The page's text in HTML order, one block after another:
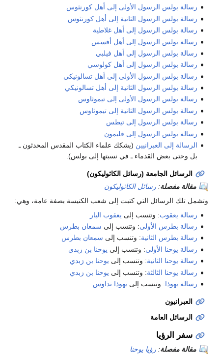
رسالة بولس الرسول الأولى إلى أهل كورنثوس
رسالة بولس الرسول الثانية إلى أهل كورنثوس
رسالة بولس الرسول إلى أهل غلاطية
رسالة بولس الرسول إلى أهل أفسس
رسالة بولس الرسول إلى أهل فيلبي
رسالة بولس الرسول إلى أهل كولوسي
رسالة بولس الرسول الأولى إلى أهل تسالونيكي
رسالة بولس الرسول الثانية إلى أهل تسالونيكي
رسالة بولس الرسول الأولى إلى تيموثاوس
رسالة بولس الرسول الثانية إلى تيموثاوس
رسالة بولس الرسول إلى تيطس
رسالة بولس الرسول إلى فليمون
الرسالة إلى العبرانيين (يشكك علماء الكتاب المقدس المحدثون ـ
بل وحتى بعض القدماء ـ في نسبتها إلى بولس).
الرسائل الجامعة (رسائل الكاثوليكون)
مقالة مفصلة: رسائل الكاثوليكون
وتشمل تلك الرسائل التي كتبت إلى شعب الكنيسة بصفة عامة، وهي:
رسالة يعقوب: وتنسب إلى يعقوب البار
رسالة بطرس الأولى: وتنسب إلى سمعان بطرس
رسالة بطرس الثانية: وتنسب إلى سمعان بطرس
رسالة يوحنا الأولى: وتنسب إلى يوحنا بن زبدي
رسالة يوحنا الثانية: وتنسب إلى يوحنا بن زبدي
رسالة يوحنا الثالثة: وتنسب إلى يوحنا بن زبدي
رسالة يهوذا: وتنسب إلى يهوذا تداوس
العبرانيون
الرسائل العامة
سفر الرؤيا
مقالة مفصلة: رؤيا يوحنا